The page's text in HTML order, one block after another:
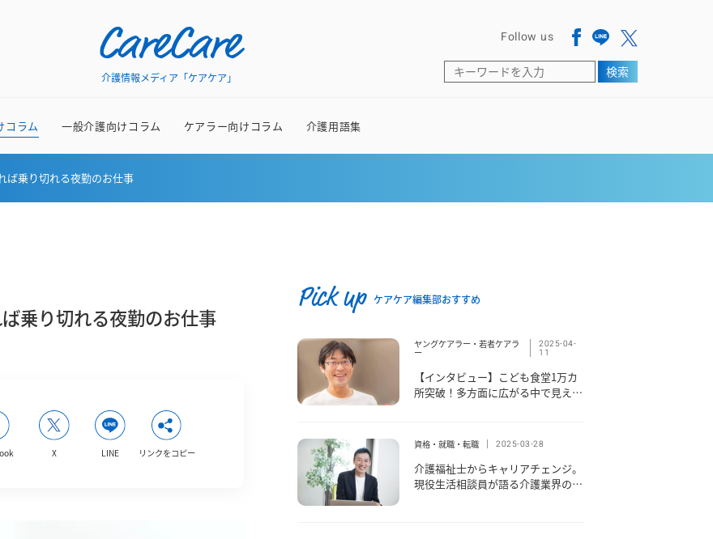
CareCare
介護情報メディア「ケアケア」
Follow us
検索
コラム 一般介護向けコラム ケアラー向けコラム 介護用語集
ば乗り切れる夜勤のお仕事
乗り切れる夜勤のお仕事
X LINE リンクをコピー
Pick up ケアケア編集部おすすめ
ヤングケアラー・若者ケアラ
ー
2025-04-
11
【インタビュー】こども食堂1万カ
所突破！多方面に広がる中で見えて
資格・就職・転職 2025-03-28
介護福祉士からキャリアチェンジ。
現役生活相談員が語る介護業界の仕